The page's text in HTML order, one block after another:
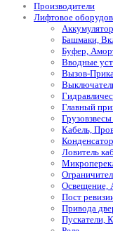
Производители
Лифтовое
Башмаки,
Буфер,
Вводные
Вызов-
Главный
Кабель,
Ловитель
Освещение,
Пост
Привода
Пускатели,